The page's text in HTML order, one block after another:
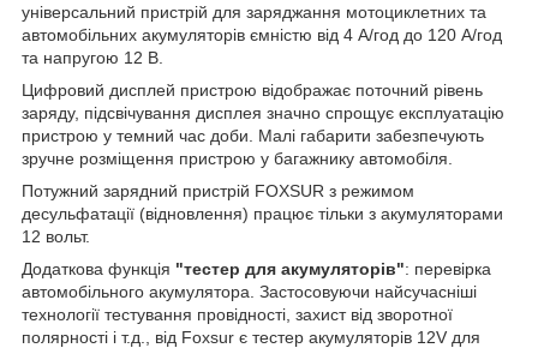
універсальний пристрій для заряджання мотоциклетних та
автомобільних акумуляторів ємністю від 4 А/год до 120 А/год
та напругою 12 В.
Цифровий дисплей пристрою відображає поточний рівень
заряду, підсвічування дисплея значно спрощує експлуатацію
пристрою у темний час доби. Малі габарити забезпечують
зручне розміщення пристрою у багажнику автомобіля.
Потужний зарядний пристрій FOXSUR з режимом
десульфатації (відновлення) працює тільки з акумуляторами
12 вольт.
Додаткова функція "тестер для акумуляторів": перевірка
автомобільного акумулятора. Застосовуючи найсучасніші
технології тестування провідності, захист від зворотної
полярності і т.д., від Foxsur є тестер акумуляторів 12V для